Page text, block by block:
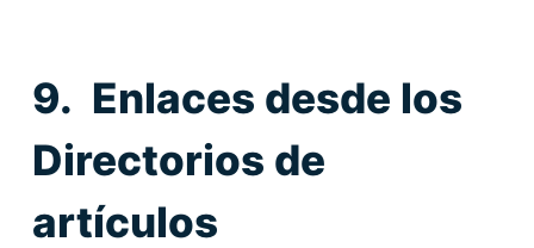
9. Enlaces desde los
Directorios de
artículos